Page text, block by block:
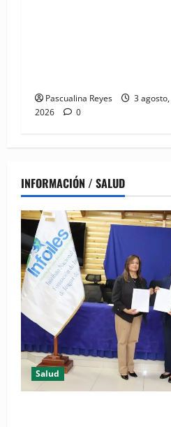
Pascualina Reyes
3 agosto,
2026
0
INFORMACIÓN / SALUD
Salud